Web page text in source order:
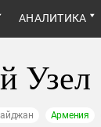
АНАЛИТИКА
Узел
Армения